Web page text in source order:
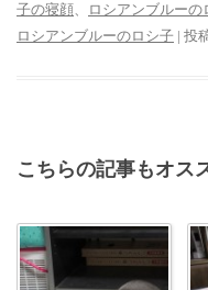
子の寝顔、 ロシアンブルー
ロシアンブルーのロシ子 | 投
こちらの記事もオス